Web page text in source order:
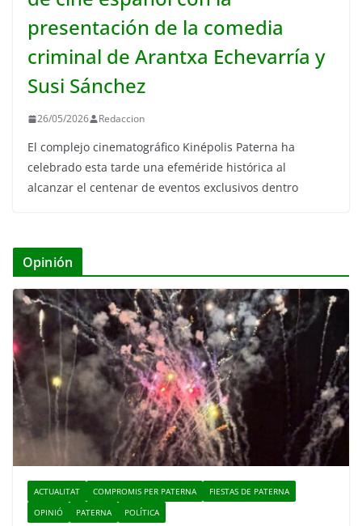
presentación de la comedia
criminal de Arantxa Echevarría y
Susi Sánchez
26/05/2026 Redaccion
El complejo cinematográfico Kinépolis Paterna ha
celebrado esta tarde una efeméride histórica al
alcanzar el centenar de eventos exclusivos dentro
Opinión
ACTUALITAT COMPROMIS PER PATERNA
FIESTAS DE PATERNA
OPINIÓ
PATERNA POLÍTICA